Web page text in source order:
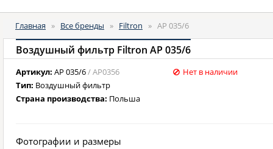
Главная » Все бренды » Filtron » AP 035/6
Воздушный фильтр Filtron AP 035/6
Артикул: AP 035/6/ AP0356
Тип: Воздушный фильтр
Страна производства: Польша
Нет в наличии
Фотографии и размеры